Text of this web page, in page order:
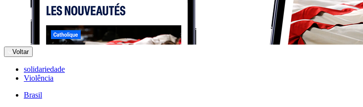
Voltar
solidariedade
Violência
Brasil